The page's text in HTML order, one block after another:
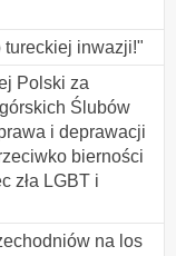
tureckiej inwazji!"
Polski za
Ślubów
i deprawacji
bierności
zła LGBT i
na los